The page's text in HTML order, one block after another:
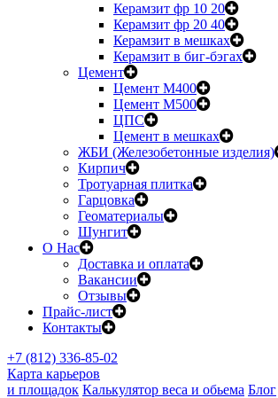
Керамзит фр 10 20
Керамзит фр 20 40
Керамзит в мешках
Керамзит в биг-бэгах
Цемент
Цемент М400
Цемент М500
ЦПС
Цемент в мешках
ЖБИ (Железобетонные изделия)
Кирпич
Тротуарная плитка
Гарцовка
Геоматериалы
Шунгит
О Нас
Доставка и оплата
Вакансии
Отзывы
Прайс-лист
Контакты
+7 (812) 336-85-02
Карта карьеров
и площадок Калькулятор веса и обьема Блог